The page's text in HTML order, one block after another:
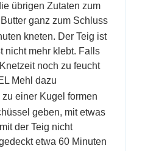
übrigen Zutaten zum
ganz zum Schluss
kneten. Der Teig ist
nicht mehr klebt. Falls
noch zu feucht
Mehl dazu
einer Kugel formen
geben, mit etwas
der Teig nicht
etwa 60 Minuten